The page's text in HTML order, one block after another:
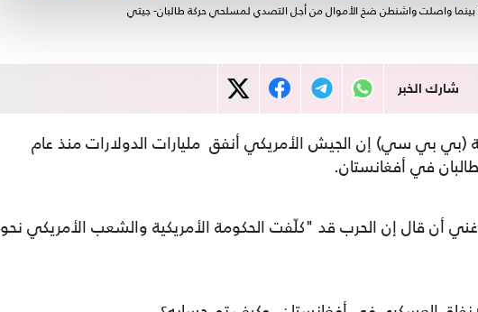
شارك الخبر
(بي بي سي) إن الجيش الأمريكي أنفق مليارات الدولارات منذ عام
أن قال إن الحرب قد "كلّفت الحكومة الأمريكية والشعب الأمريكي نحو